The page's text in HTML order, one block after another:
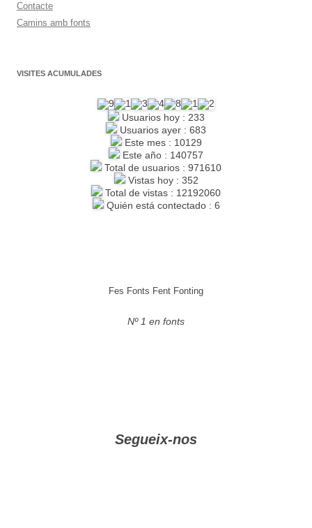
Contacte
Camins amb fonts
VISITES ACUMULADES
Usuarios hoy : 233
Usuarios ayer : 683
Este mes : 10129
Este año : 140757
Total de usuarios : 971610
Vistas hoy : 352
Total de vistas : 12192060
Quién está contectado : 6
Fes Fonts Fent Fonting
Nº 1 en fonts
Segueix-nos